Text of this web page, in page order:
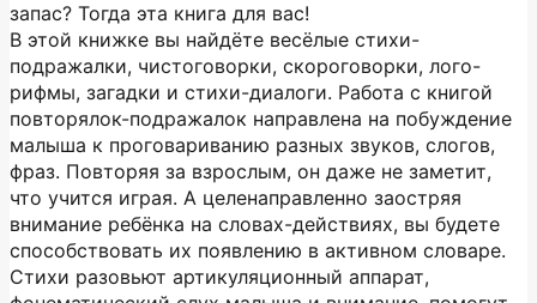
запас? Тогда эта книга для вас!
В этой книжке вы найдёте весёлые стихи-
подражалки, чистоговорки, скороговорки, лого-
рифмы, загадки и стихи-диалоги. Работа с книгой
повторялок-подражалок направлена на побуждение
малыша к проговариванию разных звуков, слогов,
фраз. Повторяя за взрослым, он даже не заметит,
что учится играя. А целенаправленно заостряя
внимание ребёнка на словах-действиях, вы будете
способствовать их появлению в активном словаре.
Стихи разовьют артикуляционный аппарат,